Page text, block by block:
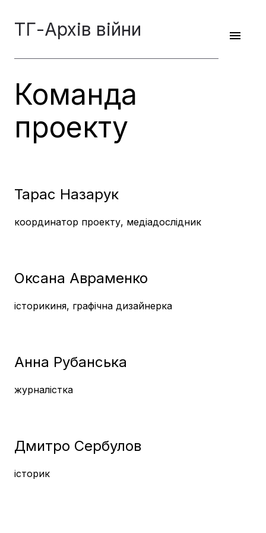
ТГ-Архів війни
Команда
проекту
Тарас Назарук
координатор проекту, медіадослідник
Оксана Авраменко
історикиня, графічна дизайнерка
Анна Рубанська
журналістка
Дмитро Сербулов
історик